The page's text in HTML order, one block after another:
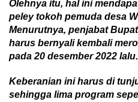
Olehnya itu, hal ini
peley tokoh pemuda desa
Menurutnya, penjabat
harus bernyalikembali
pada 20 desember 2022 lalu.
Keberanian ini harus di
sehingga lima program